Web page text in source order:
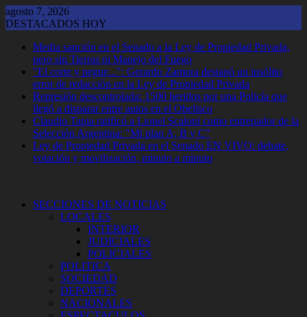
Saltar
al
agosto 7, 2026
DESTACADOS HOY
Media sanción en el Senado a la Ley de Propiedad Privada,
pero sin Tierras ni Manejo del Fuego
"El corte y pegue...": Gerardo Zamora destapó un insólito
error de redacción en la Ley de Propiedad Privada
Represión descontrolada: 1500 heridos por una Policía que
llegó a disparar entre autos en el Obelisco
Claudio Tapia ratificó a Lionel Scaloni como entrenador de la
Selección Argentina: "Mi plan A, B y C"
Ley de Propiedad Privada en el Senado EN VIVO: debate,
votación y movilización, minuto a minuto
SECCIONES DE NOTICIAS
LOCALES
INTERIOR
JUDICIALES
POLICIALES
POLITICA
SOCIEDAD
DEPORTES
NACIONALES